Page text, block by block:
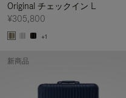
Original チェックイン L
¥305,800
+1
新商品